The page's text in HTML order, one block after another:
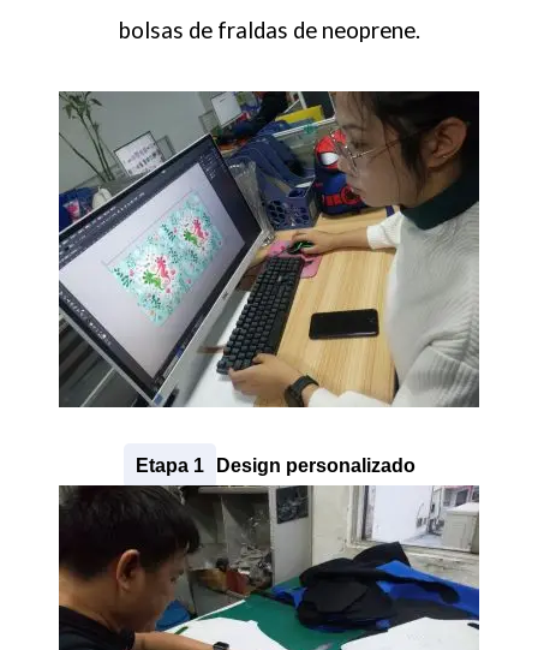
bolsas de fraldas de neoprene.
Etapa 1 Design personalizado